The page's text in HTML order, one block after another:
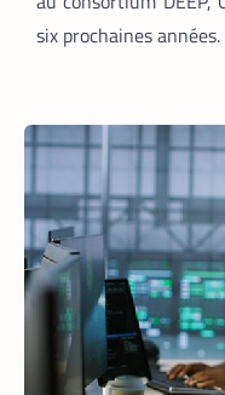
six prochaines années.
Prosuma et
qui impacte
La Rédaction
Le
Food
commerce
local,
livraison et
logistique